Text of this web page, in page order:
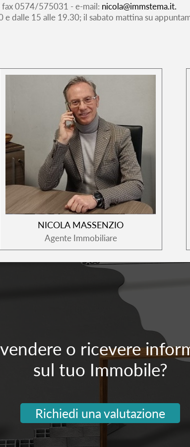
fax 0574/575031 - e-mail: nicola@immstema.it.
e dalle 15 alle 19.30; il sabato mattina su
NICOLA MASSENZIO
Agente Immobiliare
o ricevere
sul tuo Immobile?
Richiedi una valutazione